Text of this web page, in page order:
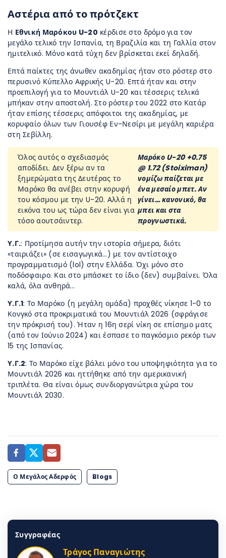
Αστέρια από το πρότζεκτ
Η Εθνική Μαρόκου U-20 κέρδισε στο δρόμο για τον
μεγάλο τελικό την Ισπανία, τη Βραζιλία και τη Γαλλία στον
ημιτελικό. Μόνο κατά τύχη δεν βρίσκεται εκεί δηλαδή.
Επτά παίκτες της άνωθεν ακαδημίας ήταν στο ρόστερ στο
περυσινό Κύπελλο Αφρικής U-20. Επτά ήταν και στην
προεπιλογή για το Μουντιάλ U-20 και τέσσερις τελικά
μπήκαν στην αποστολή. Στο ρόστερ του 2022 στο Κατάρ
ήταν επίσης τέσσερις απόφοιτοι της ακαδημίας, με
κορυφαίο όλων των Γιουσέφ Εν-Νεσίρι με μεγάλη καριέρα
στη Σεβίλλη.
Όλος αυτός ο σχεδιασμός
αποδίδει. Δεν ξέρω αν τα
ξημερώματα της Δευτέρας το
Μαρόκο θα ανέβει στην κορυφή
του κόσμου με την U-20. Αλλά η
εικόνα του ως τώρα δεν είναι για
τόσο αουτσάιντερ.
Μαρόκο U-20 +0.75
@ 1.72 (Stoiximan)
νομίζω παίζεται με
ένα μεσαίο μπετ. Αν
γίνει… κανονικό, θα
μπει και στα
προγνωστικά.
Υ.Γ.: Προτίμησα αυτήν την ιστορία σήμερα, διότι
«ταιριάζει» (σε εισαγωγικά…) με τον αντίστοιχο
προγραμματισμό (lol) στην Ελλάδα. Όχι μόνο στο
ποδόσφαιρο. Και στο μπάσκετ το ίδιο (δεν) συμβαίνει. Όλα
καλά, όλα ανθηρά…
Υ.Γ.1: Το Μαρόκο (η μεγάλη ομάδα) προχθές νίκησε 1-0 το
Κονγκό στα προκριματικά του Μουντιάλ 2026 (σφράγισε
την πρόκρισή του). Ήταν η 16η σερί νίκη σε επίσημο ματς
(από τον Ιούνιο 2024) και έσπασε το παγκόσμιο ρεκόρ των
15 της Ισπανίας.
Υ.Γ.2: Το Μαρόκο είχε βάλει μόνο του υποψηφιότητα για το
Μουντιάλ 2026 και ηττήθηκε από την αμερικανική
τριπλέτα. Θα είναι όμως συνδιοργανώτρια χώρα του
Μουντιάλ 2030.
Ο Μεγάλος Αδερφός Blogs
Συγγραφέας
Τράγος Παναγιώτης